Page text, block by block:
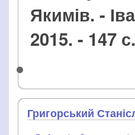
Якимів. -
2015. - 147
Григорський